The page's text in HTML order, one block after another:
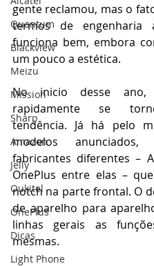
Quantum
Blackview
Meizu
Mission
Sharp
Amazon
Jelly
Oukitel
OnePlus
Dicas
Light Phone
gente reclamou, mas o
termos de engenharia
funciona bem, embora
um pouco a estética.
No inicio desse
rapidamente se
tendência. Já há pelo
modelos
fabricantes diferentes –
OnePlus entre elas –
notch na parte frontal. O
de aparelho para
linhas gerais as
mesmas.